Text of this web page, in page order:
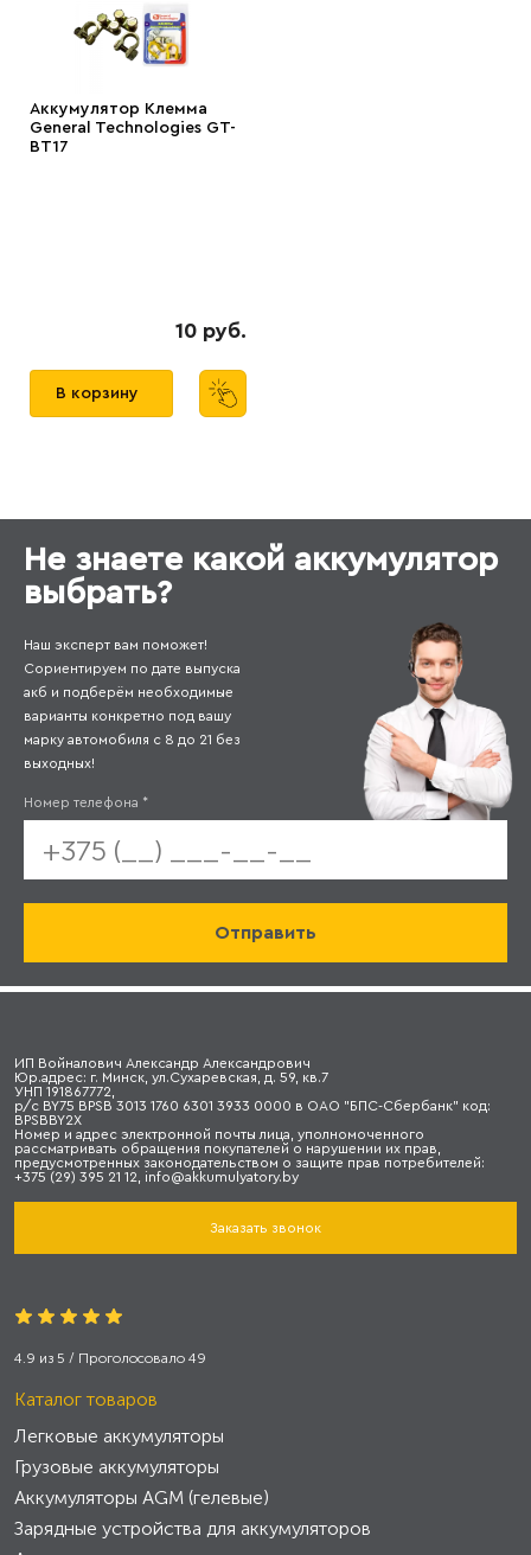
Аккумулятор Клемма
General Technologies GT-
BT17
10 руб.
В корзину
Не знаете какой аккумулятор
выбрать?
Наш эксперт вам поможет!
Сориентируем по дате выпуска
акб и подберём необходимые
варианты конкретно под вашу
марку автомобиля с 8 до 21 без
выходных!
Номер телефона *
ИП Войналович Александр Александрович
Юр.адрес: г. Минск, ул.Сухаревская, д. 59, кв.7
УНП 191867772,
р/с BY75 BPSB 3013 1760 6301 3933 0000 в ОАО "БПС-Сбербанк" код:
BPSBBY2X
Номер и адрес электронной почты лица, уполномоченного
рассматривать обращения покупателей о нарушении их прав,
предусмотренных законодательством о защите прав потребителей:
+375 (29) 395 21 12, info@akkumulyatory.by
Заказать звонок
4.9 из 5 / Проголосовало 49
Каталог товаров
Легковые аккумуляторы
Грузовые аккумуляторы
Аккумуляторы AGM (гелевые)
Зарядные устройства для аккумуляторов